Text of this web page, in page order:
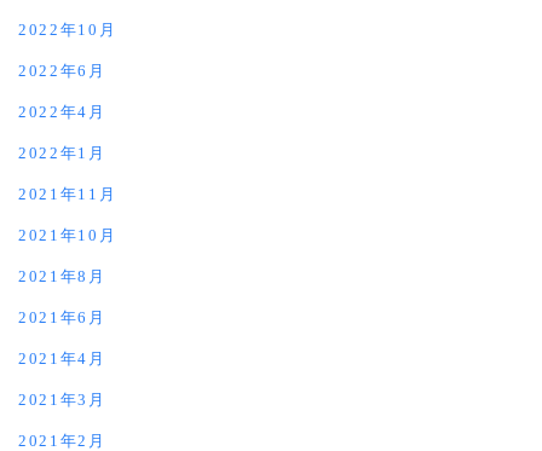
2022年10月
2022年6月
2022年4月
2022年1月
2021年11月
2021年10月
2021年8月
2021年6月
2021年4月
2021年3月
2021年2月